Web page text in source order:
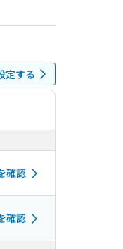
定する
確認
確認